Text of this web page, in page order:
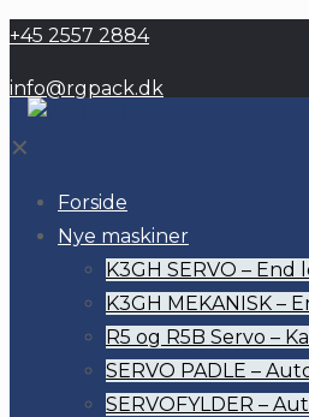
+45 2557 2884
info@rgpack.dk
✕
Forside
Nye maskiner
K3GH SERVO – End
K3GH MEKANISK –
R5 og R5B Servo –
SERVO PADLE –
SERVOFYLDER –